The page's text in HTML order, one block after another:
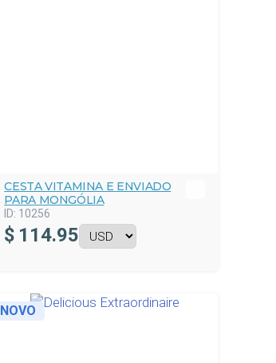
CESTA VITAMINA E ENVIADO
PARA MONGÓLIA
ID: 10256
$ 114.95
NOVO